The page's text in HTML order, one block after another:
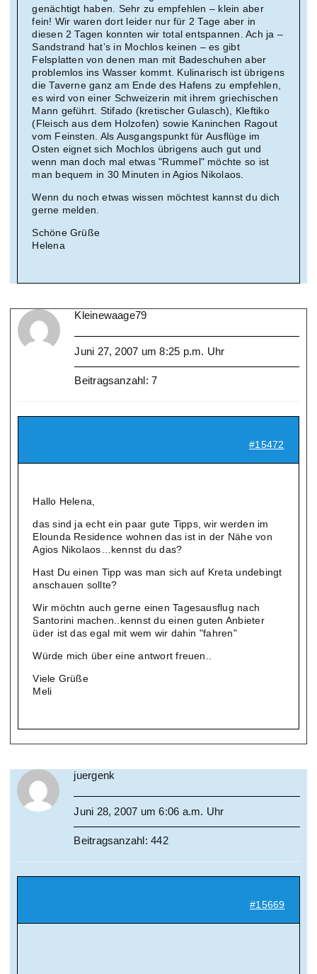
genächtigt haben. Sehr zu empfehlen – klein aber
fein! Wir waren dort leider nur für 2 Tage aber in
diesen 2 Tagen konnten wir total entspannen. Ach ja –
Sandstrand hat’s in Mochlos keinen – es gibt
Felsplatten von denen man mit Badeschuhen aber
problemlos ins Wasser kommt. Kulinarisch ist übrigens
die Taverne ganz am Ende des Hafens zu empfehlen,
es wird von einer Schweizerin mit ihrem griechischen
Mann geführt. Stifado (kretischer Gulasch), Kleftiko
(Fleisch aus dem Holzofen) sowie Kaninchen Ragout
vom Feinsten. Als Ausgangspunkt für Ausflüge im
Osten eignet sich Mochlos übrigens auch gut und
wenn man doch mal etwas "Rummel" möchte so ist
man bequem in 30 Minuten in Agios Nikolaos.
Wenn du noch etwas wissen möchtest kannst du dich
gerne melden.
Schöne Grüße
Helena
Kleinewaage79
Juni 27, 2007 um 8:25 p.m. Uhr
Beitragsanzahl: 7
#15472
Hallo Helena,
das sind ja echt ein paar gute Tipps, wir werden im
Elounda Residence wohnen das ist in der Nähe von
Agios Nikolaos…kennst du das?
Hast Du einen Tipp was man sich auf Kreta undebingt
anschauen sollte?
Wir möchtn auch gerne einen Tagesausflug nach
Santorini machen..kennst du einen guten Anbieter
üder ist das egal mit wem wir dahin "fahren"
Würde mich über eine antwort freuen..
Viele Grüße
Meli
juergenk
Juni 28, 2007 um 6:06 a.m. Uhr
Beitragsanzahl: 442
#15669